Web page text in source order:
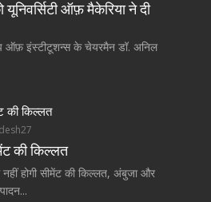
यूनिवर्सिटी ऑफ़ मैकेरिया ने दी
ऑफ़ इंस्टीटूशन्स के चेयरमैन डॉ. अनिल
की किल्लत
होगी सीमेंट की किल्लत, अंबुजा और